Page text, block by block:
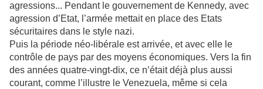
agressions... Pendant le gouvernement de Kennedy, avec
agression d’Etat, l’armée mettait en place des Etats
sécuritaires dans le style nazi.
Puis la période néo-libérale est arrivée, et avec elle le
contrôle de pays par des moyens économiques. Vers la fin
des années quatre-vingt-dix, ce n’était déjà plus aussi
courant, comme l’illustre le Venezuela, même si cela